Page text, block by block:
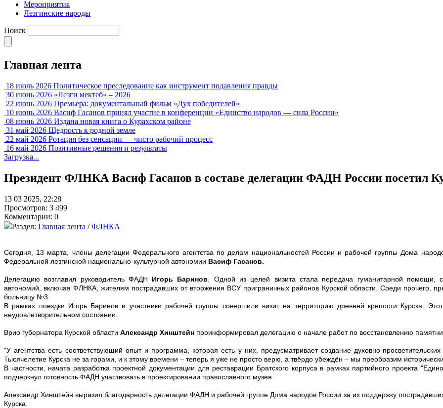
Мероприятия
Лезгинские народы
Поиск
Главная лента
18 июль 2026 Политическое преследование как инструмент подавления правды
30 июнь 2026 «Лезги мектеб» – 2026
22 июнь 2026 Премьера: документальный фильм «Дух победителей»
10 июнь 2026 Васиф Гасанов принял участие в конференции «Единство народов — сила России»
08 июнь 2026 Издана новая книга о Курахском районе
31 май 2026 Щедрость к родной земле
22 май 2026 Ротация без сенсации — чисто рабочий процесс
16 май 2026 Позитивные решения и результаты
Загрузка...
Президент ФЛНКА Васиф Гасанов в составе делегации ФАДН России посетил
13 03 2025, 22:28
Просмотров: 3 499
Комментарии: 0
Раздел: Главная лента /ФЛНКА
Сегодня, 13 марта, члены делегации Федерального агентства по делам национальностей России и рабочей группы Дома
Федеральной лезгинской национально-культурной автономии Васиф Гасанов.
Делегацию возглавил руководитель ФАДН Игорь Баринов . Одной из целей визита стала передача гуманитарной помощи,
автономий, включая ФЛНКА, жителям пострадавших от вторжения ВСУ приграничных районов Курской области. Среди прочего,
больницу №3.
В рамках поездки Игорь Баринов и участники рабочей группы совершили визит на территорию древней крепости Курска.
неудовлетворительном состоянии.
Врио губернатора Курской области Александр Хинштейн проинформировал делегацию о начале работ по восстановлению
"У агентства есть соответствующий опыт и программа, которая есть у них, предусматривает создание духовно-
Тысячелетие Курска не за горами, и к этому времени – теперь я уже не просто верю, а твёрдо убеждён – мы преобразим
В частности, начата разработка проектной документации для реставрации Братского корпуса в рамках партийного проекта
подчеркнул готовность ФАДН участвовать в проектировании православного музея.
Александр Хинштейн выразил благодарность делегации ФАДН и рабочей группе Дома народов России за их поддержку
Курска.